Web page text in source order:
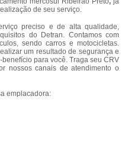
de seu serviço.
preciso e de alta qualidade,
do Detran. Contamos com
sendo carros e motocicletas.
um resultado de segurança e
para você. Traga seu CRV
nossos canais de atendimento o
emplacadora: